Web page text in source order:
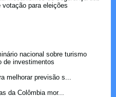
para eleições
nacional sobre turismo
de investimentos
melhorar previsão s...
da Colômbia mor...